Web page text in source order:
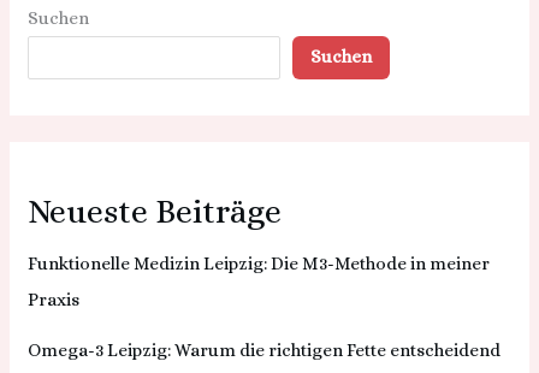
Suchen
Suchen
Neueste Beiträge
Funktionelle Medizin Leipzig: Die M3-Methode in meiner
Praxis
Omega-3 Leipzig: Warum die richtigen Fette entscheidend